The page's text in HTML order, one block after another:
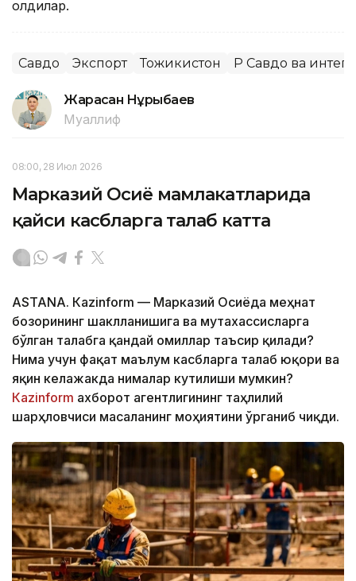
олдилар.
Савдо Экспорт Тожикистон ҚР Савдо ва
Жарасқан Нұрыбаев
Муаллиф
08:00, 28 Июл 2026
Марказий Осиё мамлакатларида
қайси касбларга талаб катта
ASTANА. Кazinform — Марказий Осиёда меҳнат
бозорининг шаклланишига ва мутахассисларга
бўлган талабга қандай омиллар таъсир қилади?
Нима учун фақат маълум касбларга талаб юқори ва
яқин келажакда нималар кутилиши мумкин?
Кazinform ахборот агентлигининг таҳлилий
шарҳловчиси масаланинг моҳиятини ўрганиб чиқди.